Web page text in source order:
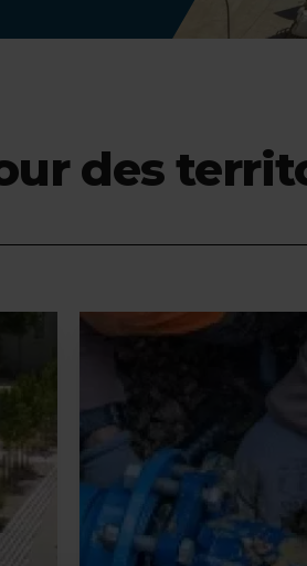
des